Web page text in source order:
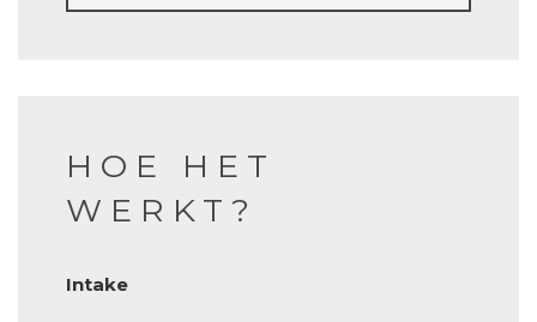
HOE HET
WERKT?
Intake